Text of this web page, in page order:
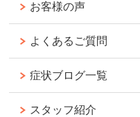
お客様の声
よくあるご質問
症状ブログ一覧
スタッフ紹介